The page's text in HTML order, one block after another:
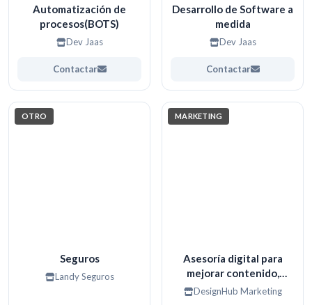
Automatización de
procesos(BOTS)
Dev Jaas
Contactar
Desarrollo de Software a
medida
Dev Jaas
Contactar
OTRO
Seguros
Landy Seguros
MARKETING
Asesoría digital para
mejorar contenido,
imagen y estrategia
DesignHub Marketing